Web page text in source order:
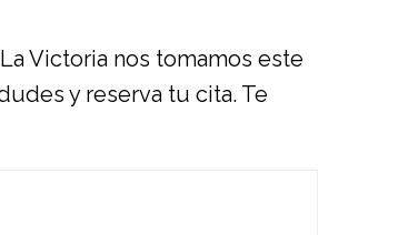
Victoria nos tomamos este
y reserva tu cita. Te